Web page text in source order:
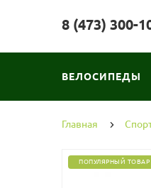
8 (473) 300-
ВЕЛОСИПЕДЫ
Главная
ПОПУЛЯРНЫЙ ТОВАР